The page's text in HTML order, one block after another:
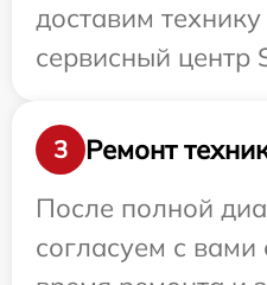
доставим
сервисный центр
3
Ремонт
После полной
согласуем с вами